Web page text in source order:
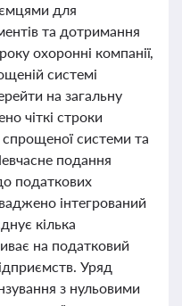
для
та дотримання
охоронні компанії,
системі
на загальну
чіткі строки
системи та
подання
податкових
інтегрований
кілька
на податковий
Уряд
з нульовими